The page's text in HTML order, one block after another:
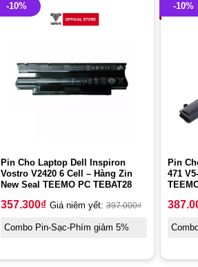
-10%
Pin Cho Laptop Dell Inspiron
Vostro V2420 6 Cell – Hàng Zin
New Seal TEEMO PC TEBAT28
357.300₫ Giá niêm yết: 397.000₫
Combo Pin-Sạc-Phím giảm 5%
-10%
Pin
471